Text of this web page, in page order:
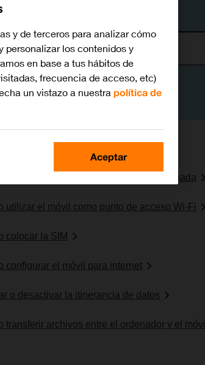
por problema o tema
buscado
restablecer la configuración predeterminada
utilizar el móvil como punto de acceso Wi-Fi
colocar la SIM
configurar el móvil para internet
o desactivar la itinerancia de datos
transferir archivos entre el ordenador y el móvil
y de terceros para analizar cómo
personalizar los contenidos y
en base a tus hábitos de
frecuencia de acceso, etc)
un vistazo a nuestra política de
Aceptar